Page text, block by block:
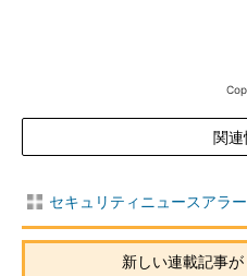
関連
セキュリティニュースアラ
新しい連載記事